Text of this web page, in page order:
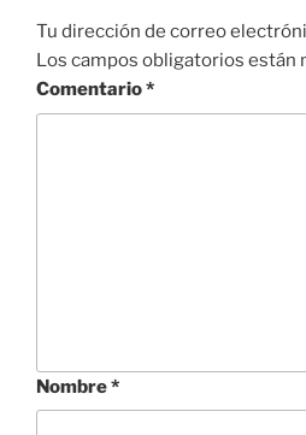
Tu dirección de correo
Los campos obligatorios están
Comentario*
Nombre*